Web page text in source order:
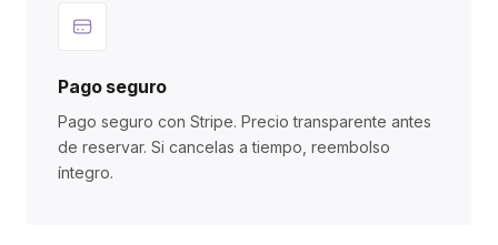
Pago seguro
Pago seguro con Stripe. Precio transparente antes
de reservar. Si cancelas a tiempo, reembolso
íntegro.